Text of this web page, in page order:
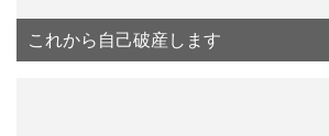
これから自己破産します